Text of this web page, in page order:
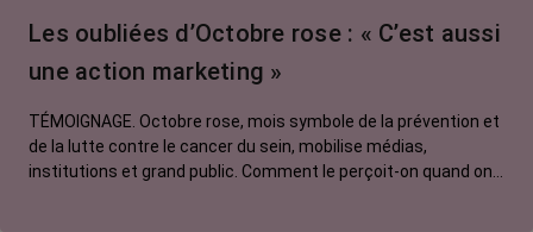
Traitements
contre le cancer
Les oubliées d’Octobre rose : « C’est aussi
une action marketing »
TÉMOIGNAGE. Octobre rose, mois symbole de la prévention et
de la lutte contre le cancer du sein, mobilise médias,
institutions et grand public. Comment le perçoit-on quand on